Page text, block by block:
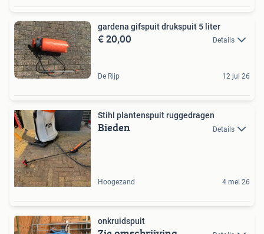
gardena gifspuit drukspuit 5 liter
€ 20,00 Details
De Rijp 12 jul 26
Stihl plantenspuit ruggedragen
Bieden Details
Hoogezand 4 mei 26
onkruidspuit